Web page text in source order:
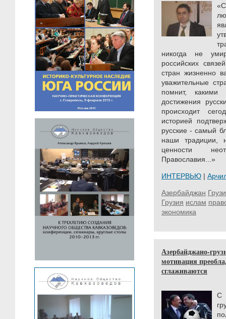
никогда не
российских
стран жизненно
уважительные
помнит, какими
достижения
происходит
историей
русские - самый
наши традиции,
ценности
Православия...»
ИНТЕРВЬЮ |
Азербайджан
Грузия ислам
экономика
Азербайджано-
мотивация
сглаживаются
С